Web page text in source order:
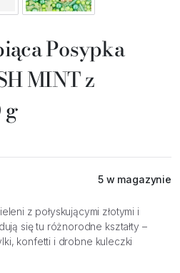
Posypka
MINT z
g
5 w magazynie
z połyskującymi złotymi i
się tu różnorodne kształty –
konfetti i drobne kuleczki